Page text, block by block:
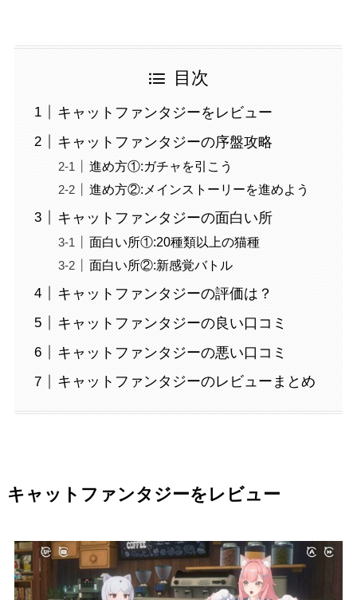
目次
キャットファンタジーをレビュー
キャットファンタジーの序盤攻略
進め方①:ガチャを引こう
進め方②:メインストーリーを進めよう
キャットファンタジーの面白い所
面白い所①:20種類以上の猫種
面白い所②:新感覚バトル
キャットファンタジーの評価は？
キャットファンタジーの良い口コミ
キャットファンタジーの悪い口コミ
キャットファンタジーのレビューまとめ
キャットファンタジーをレビュー